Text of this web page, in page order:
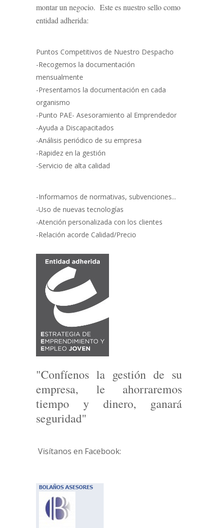
montar un negocio. Este es nuestro sello como
entidad adherida:
Puntos Competitivos de Nuestro Despacho
-Recogemos la documentación
mensualmente
-Presentamos la documentación en cada
organismo
-Punto PAE- Asesoramiento al Emprendedor
-Ayuda a Discapacitados
-Análisis periódico de su empresa
-Rapidez en la gestión
-Servicio de alta calidad
-Informamos de normativas, subvenciones...
-Uso de nuevas tecnologías
-Atención personalizada con los clientes
-Relación acorde Calidad/Precio
"Confíenos la gestión de su
empresa, le ahorraremos
tiempo y dinero, ganará
seguridad"
Visítanos en Facebook: